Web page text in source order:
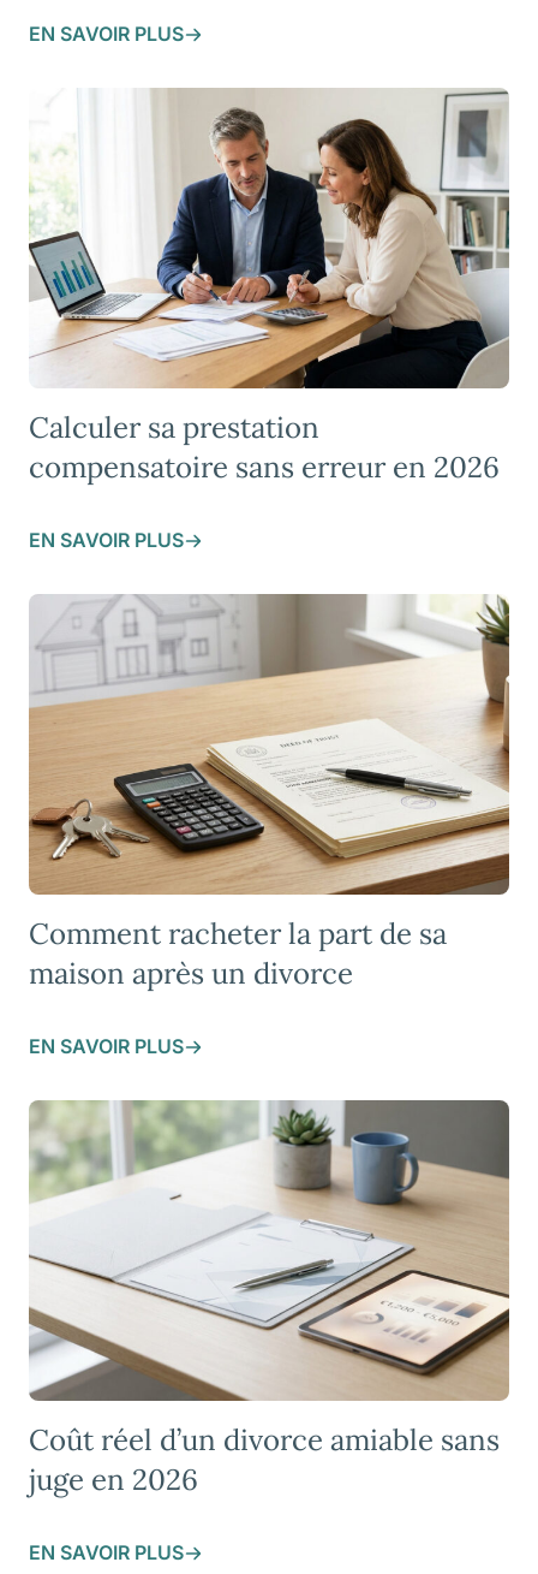
EN SAVOIR PLUS
Calculer sa prestation
compensatoire sans erreur en 2026
EN SAVOIR PLUS
Comment racheter la part de sa
maison après un divorce
EN SAVOIR PLUS
Coût réel d’un divorce amiable sans
juge en 2026
EN SAVOIR PLUS